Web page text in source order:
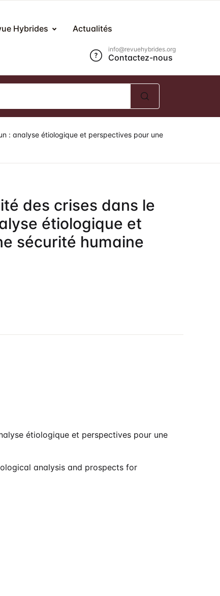
Hybrides Actualités
info@revuehybrides.org
Contactez-nous
de passe *
Se Connecter
: analyse étiologique et perspectives pour une
des crises dans le
étiologique et
sécurité humaine
étiologique et perspectives pour une
analysis and prospects for